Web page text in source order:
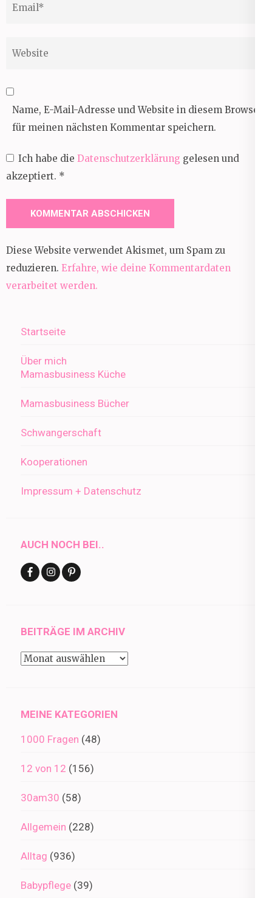
Name, E-Mail-Adresse und Website in diesem Browser
für meinen nächsten Kommentar speichern.
Ich habe die Datenschutzerklärung gelesen und
akzeptiert. *
Diese Website verwendet Akismet, um Spam zu
reduzieren. Erfahre, wie deine Kommentardaten
verarbeitet werden.
Startseite
Über mich
Mamasbusiness Küche
Mamasbusiness Bücher
Schwangerschaft
Kooperationen
Impressum + Datenschutz
AUCH NOCH BEI..
BEITRÄGE IM ARCHIV
Beiträge
MEINE KATEGORIEN
1000 Fragen (48)
12 von 12 (156)
30am30 (58)
Allgemein (228)
Alltag (936)
Babypflege (39)